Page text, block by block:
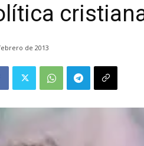
de 2013